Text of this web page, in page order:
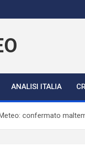
ANALISI ITALIA
confermato